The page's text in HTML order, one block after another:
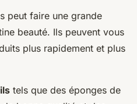
peut faire une grande
beauté. Ils peuvent vous
plus rapidement et plus
tels que des éponges de